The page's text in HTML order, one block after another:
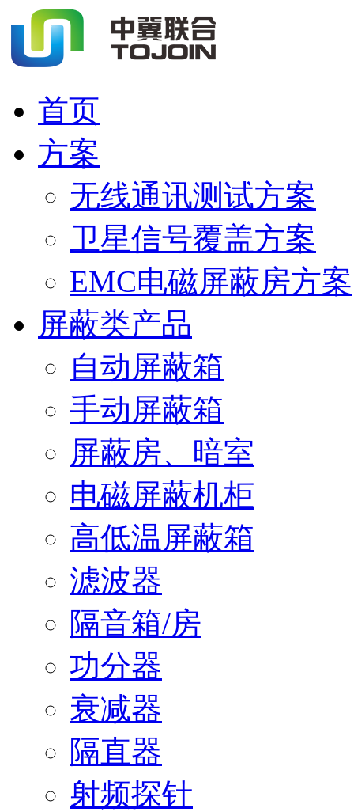
首页
方案
无线通讯测试方案
卫星信号覆盖方案
EMC电磁屏蔽房方案
屏蔽类产品
自动屏蔽箱
手动屏蔽箱
屏蔽房、暗室
电磁屏蔽机柜
高低温屏蔽箱
滤波器
隔音箱/房
功分器
衰减器
隔直器
射频探针